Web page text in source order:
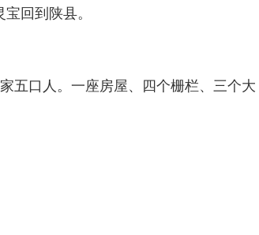
回到陕县。
五口人。一座房屋、四个栅栏、三个大